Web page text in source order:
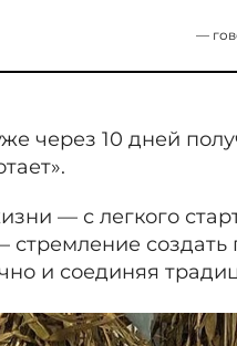
—
через 10 дней
— с легкого
создать
и соединяя